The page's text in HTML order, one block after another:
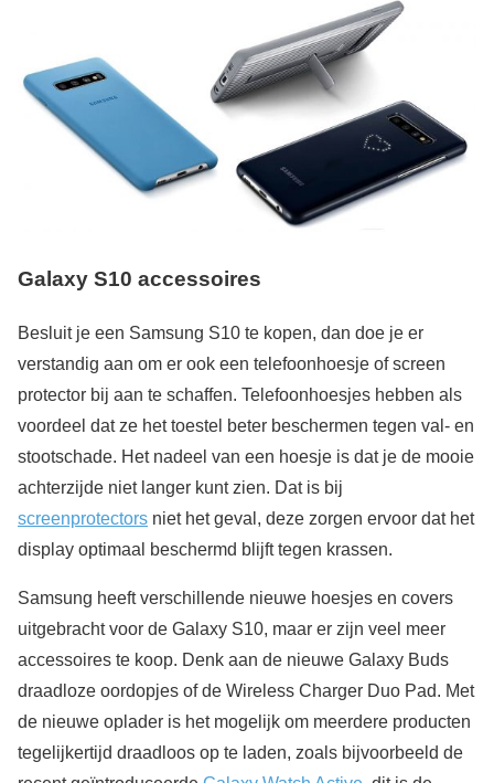
Galaxy S10 accessoires
Besluit je een Samsung S10 te kopen, dan doe je er
verstandig aan om er ook een telefoonhoesje of screen
protector bij aan te schaffen. Telefoonhoesjes hebben als
voordeel dat ze het toestel beter beschermen tegen val- en
stootschade. Het nadeel van een hoesje is dat je de mooie
achterzijde niet langer kunt zien. Dat is bij
screenprotectors niet het geval, deze zorgen ervoor dat het
display optimaal beschermd blijft tegen krassen.
Samsung heeft verschillende nieuwe hoesjes en covers
uitgebracht voor de Galaxy S10, maar er zijn veel meer
accessoires te koop. Denk aan de nieuwe Galaxy Buds
draadloze oordopjes of de Wireless Charger Duo Pad. Met
de nieuwe oplader is het mogelijk om meerdere producten
tegelijkertijd draadloos op te laden, zoals bijvoorbeeld de